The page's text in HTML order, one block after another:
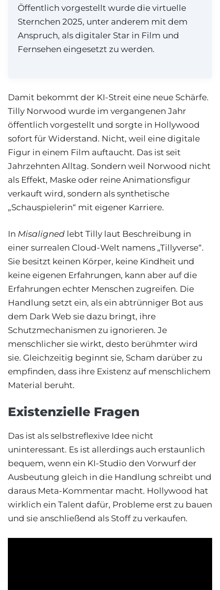
Öffentlich vorgestellt wurde die virtuelle
Sternchen 2025, unter anderem mit dem
Anspruch, als digitaler Star in Film und
Fernsehen eingesetzt zu werden.
Damit bekommt der KI-Streit eine neue Schärfe.
Tilly Norwood wurde im vergangenen Jahr
öffentlich vorgestellt und sorgte in Hollywood
sofort für Widerstand. Nicht, weil eine digitale
Figur in einem Film auftaucht. Das ist seit
Jahrzehnten Alltag. Sondern weil Norwood nicht
als Effekt, Maske oder reine Animationsfigur
verkauft wird, sondern als synthetische
„Schauspielerin“ mit eigener Karriere.
In Misaligned lebt Tilly laut Beschreibung in
einer surrealen Cloud-Welt namens „Tillyverse“.
Sie besitzt keinen Körper, keine Kindheit und
keine eigenen Erfahrungen, kann aber auf die
Erfahrungen echter Menschen zugreifen. Die
Handlung setzt ein, als ein abtrünniger Bot aus
dem Dark Web sie dazu bringt, ihre
Schutzmechanismen zu ignorieren. Je
menschlicher sie wirkt, desto berühmter wird
sie. Gleichzeitig beginnt sie, Scham darüber zu
empfinden, dass ihre Existenz auf menschlichem
Material beruht.
Existenzielle Fragen
Das ist als selbstreflexive Idee nicht
uninteressant. Es ist allerdings auch erstaunlich
bequem, wenn ein KI-Studio den Vorwurf der
Ausbeutung gleich in die Handlung schreibt und
daraus Meta-Kommentar macht. Hollywood hat
wirklich ein Talent dafür, Probleme erst zu bauen
und sie anschließend als Stoff zu verkaufen.